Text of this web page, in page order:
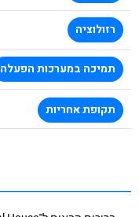
רזולוציה
תמיכה במערכות הפעלה
תקופת אחריות